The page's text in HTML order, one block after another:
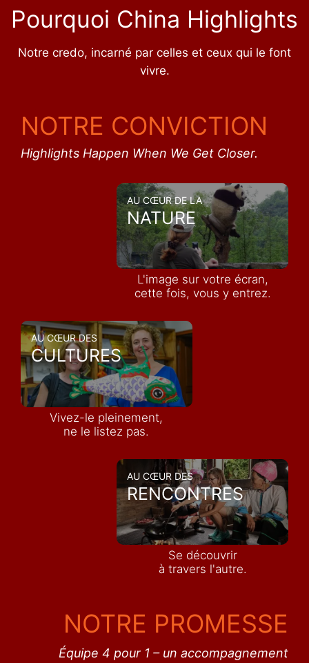
Pourquoi China Highlights
Notre credo, incarné par celles et ceux qui le font
vivre.
NOTRE CONVICTION
Highlights Happen When We Get Closer.
AU CŒUR DE LA
NATURE
L'image sur votre écran,
cette fois, vous y entrez.
AU CŒUR DES
CULTURES
Vivez-le pleinement,
ne le listez pas.
AU CŒUR DES
RENCONTRES
Se découvrir
à travers l'autre.
NOTRE PROMESSE
Équipe 4 pour 1 – un accompagnement